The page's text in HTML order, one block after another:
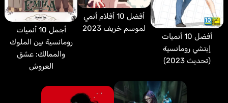
أفضل 10 أنميات
إيتشي رومانسية
(تحديث 2023)
أفضل 10 أفلام أنمي
لموسم خريف 2023
أجمل 10 أنميات
رومانسية بين الملوك
والممالك: عشق
العروش